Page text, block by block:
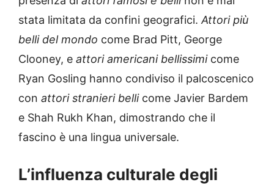
stata limitata da confini geografici.Attori più
belli del mondo come Brad Pitt, George
Clooney, e attori americani bellissimicome
Ryan Gosling hanno condiviso il palcoscenico
con attori stranieri bellicome Javier Bardem
e Shah Rukh Khan, dimostrando che il
fascino è una lingua universale.
L’influenza culturale degli